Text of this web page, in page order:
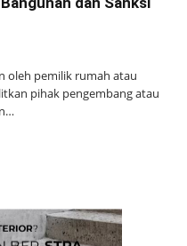
oleh pemilik rumah atau
pihak pengembang atau